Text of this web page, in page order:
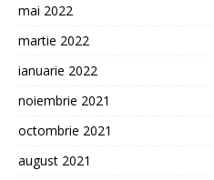
mai 2022
martie 2022
ianuarie 2022
noiembrie 2021
octombrie 2021
august 2021